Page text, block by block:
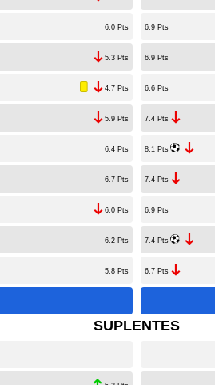
6.0 Pts
5.3 Pts
4.7 Pts
5.9 Pts
6.4 Pts
6.7 Pts
6.0 Pts
6.2 Pts
5.8 Pts
6.9 Pts
6.9 Pts
6.6 Pts
7.4 Pts
8.1 Pts
7.4 Pts
6.9 Pts
7.4 Pts
6.7 Pts
SUPLENTES